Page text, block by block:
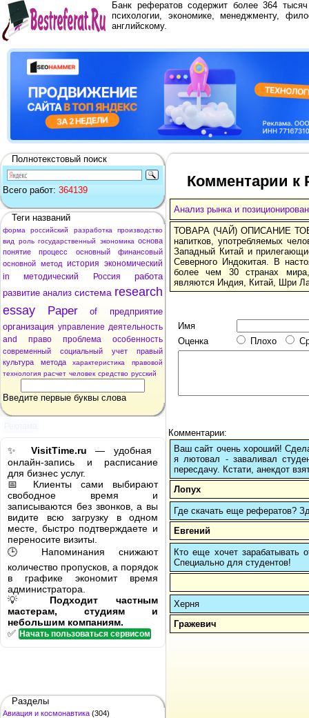
Банк рефератов содержит более 364
психологии, экономике, менеджменту,
английскому.
Полнотекстовый поиск
Всего работ: 364139
Теги названий
форма российский разработка
производство
вид
роль государственный экономика основа
понятие
процесс основный
финансовый
основной метод история экономический
in
методический Россия
работа
развитие анализ система research
essay
Paper of
предприятие
организация управление деятельность
and
право проблема особенность
современный социальный учет
правый
культура
метода характеристика
правовой
технология расчет человек средство русский
Введите первые буквы слова
✨ VisitTime.ru — удобная
онлайн-запись и расписание
для бизнес услуг.
📅 Клиенты сами выбирают
свободное время и
записываются без звонков, а вы
видите всю загрузку в одном
месте, быстро подтверждаете и
переносите визиты.
🕒 Напоминания снижают
количество пропусков, а порядок
в графике экономит время
администратора.
💡 Подходит частным
мастерам, студиям и
небольшим компаниям.
✅ Начать пользоваться сервисом
Разделы
Авиация и космонавтика (304)
Комментарии к
Анализ рынка и
ТОВАРА (ЧАЙ) ОПИСАНИЕ
напитков, употребляемых
Западный Китай и
Северного Индокитая. В
более чем 30 странах
являются Индия, Китай, Шри
Имя
Оценка
Плохо
Комментарии:
Ваш сайт очень хороший!
я лютовал - заваливал
пересдачу. Кстати, анекдот
Лопух
Где скачать еще рефератов?
Евгений
Кто еще хочет зарабатывать
Cпециально для студентов!
Херня
Гражевич